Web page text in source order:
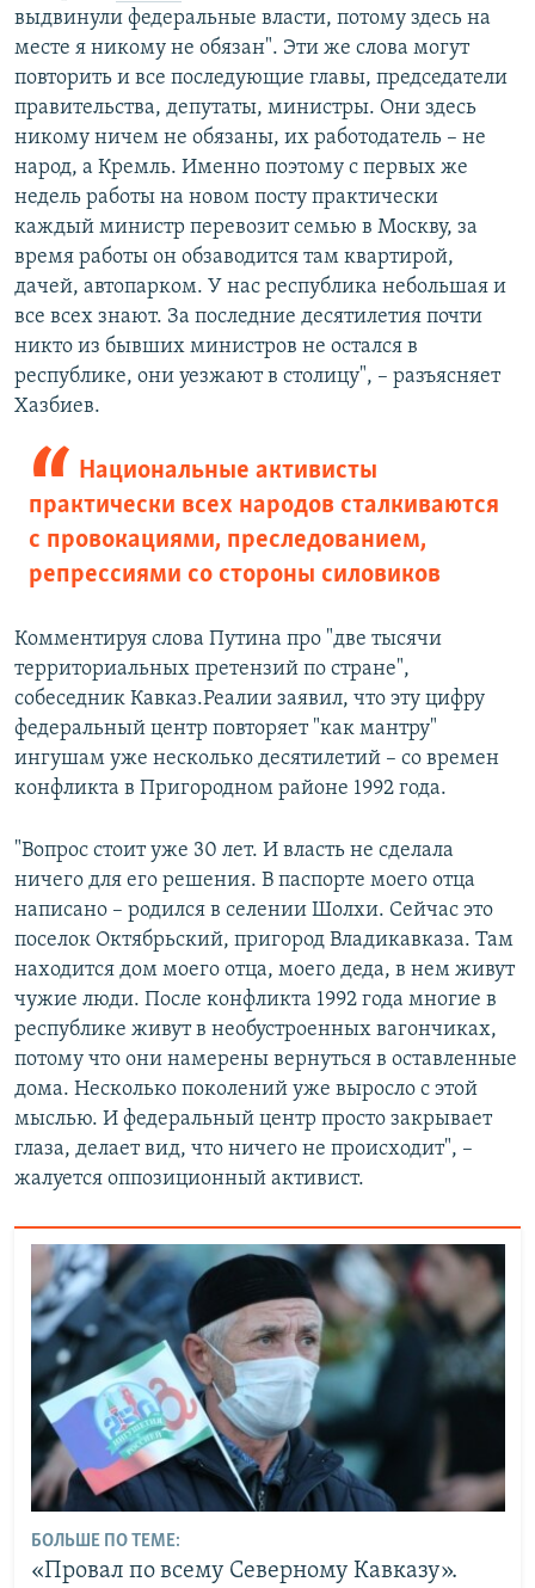
выдвинули федеральные власти, потому здесь на
месте я никому не обязан". Эти же слова могут
повторить и все последующие главы, председатели
правительства, депутаты, министры. Они здесь
никому ничем не обязаны, их работодатель – не
народ, а Кремль. Именно поэтому с первых же
недель работы на новом посту практически
каждый министр перевозит семью в Москву, за
время работы он обзаводится там квартирой,
дачей, автопарком. У нас республика небольшая и
все всех знают. За последние десятилетия почти
никто из бывших министров не остался в
республике, они уезжают в столицу", – разъясняет
Хазбиев.
Национальные активисты
практически всех народов сталкиваются
с провокациями, преследованием,
репрессиями со стороны силовиков
Комментируя слова Путина про "две тысячи
территориальных претензий по стране",
собеседник Кавказ.Реалии заявил, что эту цифру
федеральный центр повторяет "как мантру"
ингушам уже несколько десятилетий – со времен
конфликта в Пригородном районе 1992 года.
"Вопрос стоит уже 30 лет. И власть не сделала
ничего для его решения. В паспорте моего отца
написано – родился в селении Шолхи. Сейчас это
поселок Октябрьский, пригород Владикавказа. Там
находится дом моего отца, моего деда, в нем живут
чужие люди. После конфликта 1992 года многие в
республике живут в необустроенных вагончиках,
потому что они намерены вернуться в оставленные
дома. Несколько поколений уже выросло с этой
мыслью. И федеральный центр просто закрывает
глаза, делает вид, что ничего не происходит", –
жалуется оппозиционный активист.
БОЛЬШЕ ПО ТЕМЕ:
«Провал по всему Северному Кавказу».